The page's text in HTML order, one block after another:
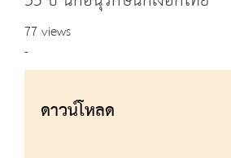
77 views
-
ดาวน์โหลด